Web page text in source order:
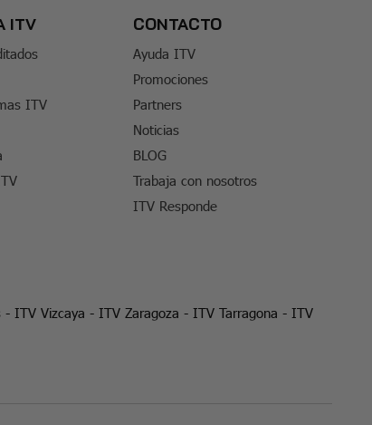
ITV
ITV
CONTACTO
Ayuda ITV
Promociones
Partners
Noticias
BLOG
Trabaja con nosotros
ITV Responde
- ITV Vizcaya - ITV Zaragoza - ITV Tarragona - ITV